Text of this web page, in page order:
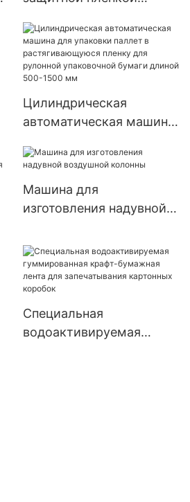
Цилиндрическая
автоматическая машина
растягивающуюся
упаковочной бумаги
длиной 500-1500 мм
Машина для
изготовления надувной
Специальная
водоактивируемая